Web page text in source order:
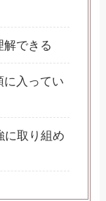
できる
に入ってい
に取り組め